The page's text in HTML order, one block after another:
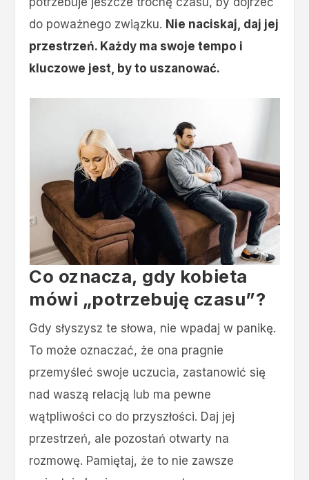
do poważnego związku. Nie naciskaj, daj jej
przestrzeń. Każdy ma swoje tempo i
kluczowe jest, by to uszanować.
Co oznacza, gdy kobieta
mówi „potrzebuję czasu”?
Gdy słyszysz te słowa, nie wpadaj w panikę.
To może oznaczać, że ona pragnie
przemyśleć swoje uczucia, zastanowić się
nad waszą relacją lub ma pewne
wątpliwości co do przyszłości. Daj jej
przestrzeń, ale pozostań otwarty na
rozmowę. Pamiętaj, że to nie zawsze